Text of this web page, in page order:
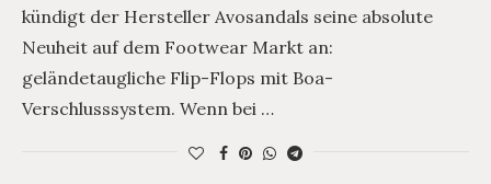
kündigt der Hersteller Avosandals seine absolute
Neuheit auf dem Footwear Markt an:
geländetaugliche Flip-Flops mit Boa-
Verschlusssystem. Wenn bei …